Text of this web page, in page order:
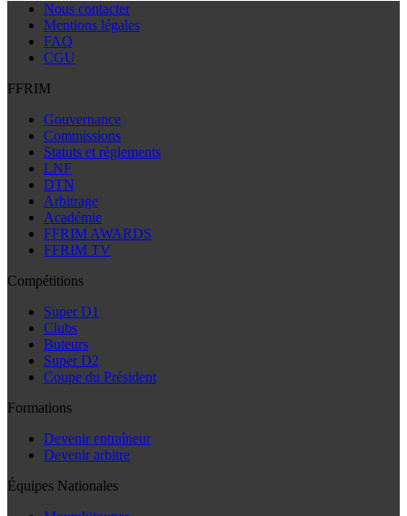
Nous contacter
Mentions légales
FAQ
CGU
FFRIM
Gouvernance
Commissions
Statuts et règlements
LNF
DTN
Arbitrage
Académie
FFRIM AWARDS
FFRIM TV
Compétitions
Super D1
Clubs
Buteurs
Super D2
Coupe du Président
Formations
Devenir entraîneur
Devenir arbitre
Équipes Nationales